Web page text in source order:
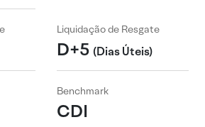
Liquidação de Resgate
D+5 (Dias Úteis)
Benchmark
CDI